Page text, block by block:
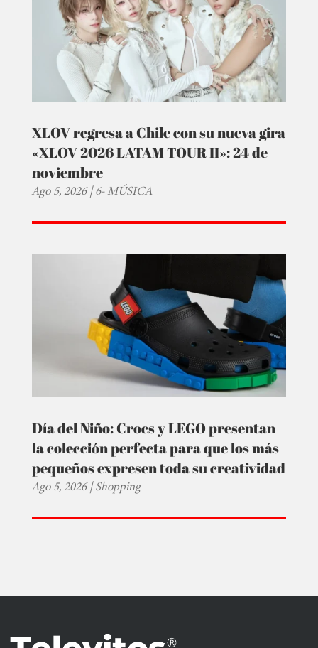
XLOV regresa a Chile con su nueva gira
«XLOV 2026 LATAM TOUR II»: 24 de
noviembre
Ago 5, 2026|6- MÚSICA
Día del Niño: Crocs y LEGO presentan
la colección perfecta para que los más
pequeños expresen toda su creatividad
Ago 5, 2026|Shopping